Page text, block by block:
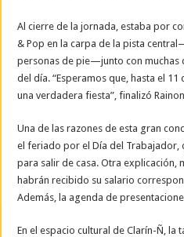
Al cierre de la jornada, estaba por
& Pop en la carpa de la pista
personas de pie—junto con muchas
del día. “Esperamos que, hasta el
una verdadera fiesta”, finalizó
Una de las razones de esta gran
el feriado por el Día del
para salir de casa. Otra explicación,
habrán recibido su salario
Además, la agenda de
En el espacio cultural de Clarín-Ñ, la